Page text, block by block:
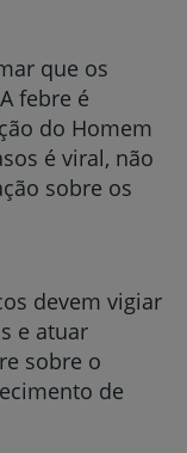
que os
febre é
do Homem
é viral, não
sobre os
devem vigiar
e atuar
sobre o
de